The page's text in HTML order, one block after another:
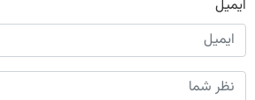
ایمیل